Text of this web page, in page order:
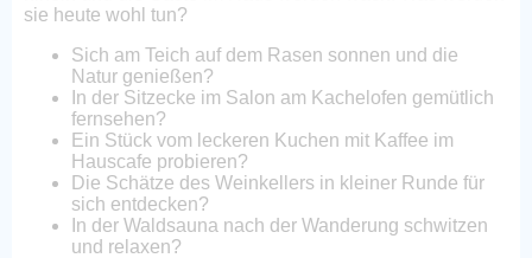
sie heute wohl tun?
Sich am Teich auf dem Rasen sonnen und die
Natur genießen?
In der Sitzecke im Salon am Kachelofen gemütlich
fernsehen?
Ein Stück vom leckeren Kuchen mit Kaffee im
Hauscafe probieren?
Die Schätze des Weinkellers in kleiner Runde für
sich entdecken?
In der Waldsauna nach der Wanderung schwitzen
und relaxen?